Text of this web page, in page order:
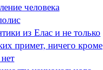
человека
из Елас и не только
примет, ничего кроме